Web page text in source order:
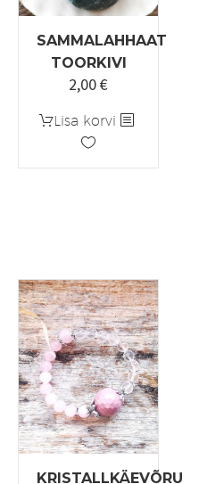
SAMMALAHHAAT
TOORKIVI
Algne
oli:
3,00 €.
2,00€
on:
Lisa korvi
KRISTALLKÄEVÕRU